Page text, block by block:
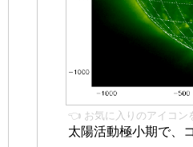
👈 お気に入りのアイコン
太陽活動極小期で、